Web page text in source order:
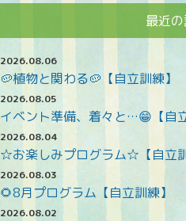
最近
2026.08.06
🥔植物と関わる🥔【自立訓練】
2026.08.05
イベント準備、着々と…😁【自
2026.08.04
☆お楽しみプログラム☆【自立訓
2026.08.03
🌻8月プログラム【自立訓練】
2026.08.02